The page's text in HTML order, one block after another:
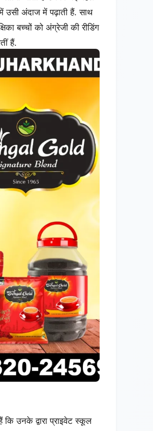
उसी अंदाज में पढ़ाती हैं. साथ
बच्चों को अंग्रेजी की रीडिंग
हैं.
उनके द्वारा प्राइवेट स्कूल